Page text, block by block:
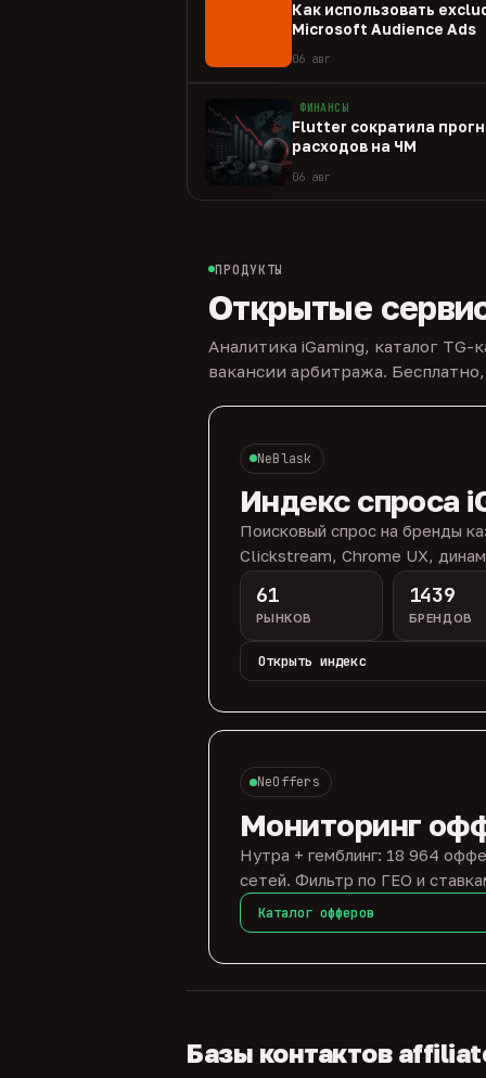
Как использовать
Microsoft Audience Ads
06 авг
ФИНАНСЫ
Flutter сократила
расходов на ЧМ
06 авг
ПРОДУКТЫ
Открытые
Аналитика iGaming, каталог
вакансии арбитража.
NeBlask
Индекс спроса
Поисковый спрос на бренды
Clickstream, Chrome UX,
61
РЫНКОВ
1439
БРЕНДОВ
Открыть индекс
NeOffers
Мониторинг
Нутра + гемблинг: 18 964
сетей. Фильтр по ГЕО и
Каталог офферов
Базы контактов